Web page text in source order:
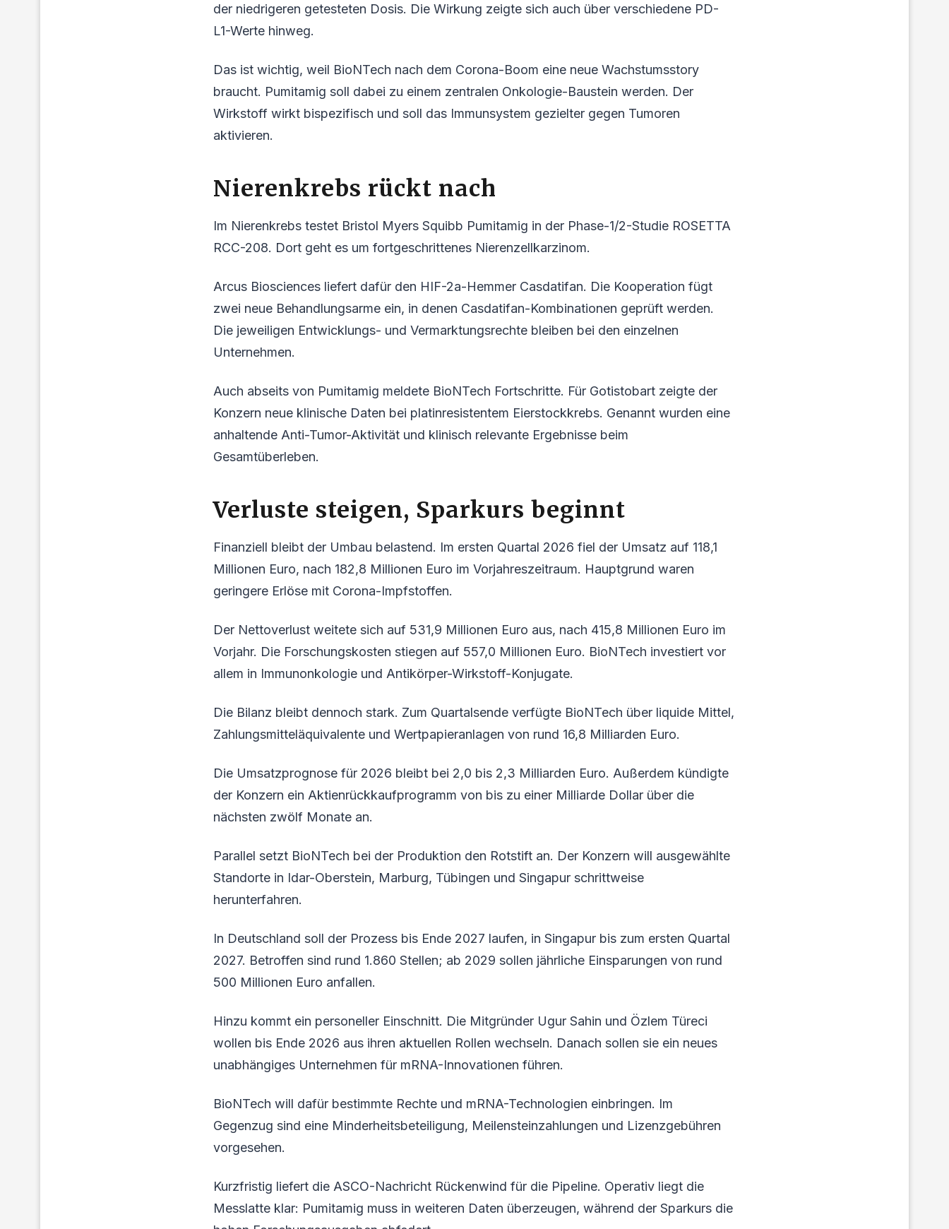
der niedrigeren getesteten Dosis. Die Wirkung zeigte sich auch über verschiedene PD-
L1-Werte hinweg.
Das ist wichtig, weil BioNTech nach dem Corona-Boom eine neue Wachstumsstory
braucht. Pumitamig soll dabei zu einem zentralen Onkologie-Baustein werden. Der
Wirkstoff wirkt bispezifisch und soll das Immunsystem gezielter gegen Tumoren
aktivieren.
Nierenkrebs rückt nach
Im Nierenkrebs testet Bristol Myers Squibb Pumitamig in der Phase-1/2-Studie ROSETTA
RCC-208. Dort geht es um fortgeschrittenes Nierenzellkarzinom.
Arcus Biosciences liefert dafür den HIF-2a-Hemmer Casdatifan. Die Kooperation fügt
zwei neue Behandlungsarme ein, in denen Casdatifan-Kombinationen geprüft werden.
Die jeweiligen Entwicklungs- und Vermarktungsrechte bleiben bei den einzelnen
Unternehmen.
Auch abseits von Pumitamig meldete BioNTech Fortschritte. Für Gotistobart zeigte der
Konzern neue klinische Daten bei platinresistentem Eierstockkrebs. Genannt wurden eine
anhaltende Anti-Tumor-Aktivität und klinisch relevante Ergebnisse beim
Gesamtüberleben.
Verluste steigen, Sparkurs beginnt
Finanziell bleibt der Umbau belastend. Im ersten Quartal 2026 fiel der Umsatz auf 118,1
Millionen Euro, nach 182,8 Millionen Euro im Vorjahreszeitraum. Hauptgrund waren
geringere Erlöse mit Corona-Impfstoffen.
Der Nettoverlust weitete sich auf 531,9 Millionen Euro aus, nach 415,8 Millionen Euro im
Vorjahr. Die Forschungskosten stiegen auf 557,0 Millionen Euro. BioNTech investiert vor
allem in Immunonkologie und Antikörper-Wirkstoff-Konjugate.
Die Bilanz bleibt dennoch stark. Zum Quartalsende verfügte BioNTech über liquide Mittel,
Zahlungsmitteläquivalente und Wertpapieranlagen von rund 16,8 Milliarden Euro.
Die Umsatzprognose für 2026 bleibt bei 2,0 bis 2,3 Milliarden Euro. Außerdem kündigte
der Konzern ein Aktienrückkaufprogramm von bis zu einer Milliarde Dollar über die
nächsten zwölf Monate an.
Parallel setzt BioNTech bei der Produktion den Rotstift an. Der Konzern will ausgewählte
Standorte in Idar-Oberstein, Marburg, Tübingen und Singapur schrittweise
herunterfahren.
In Deutschland soll der Prozess bis Ende 2027 laufen, in Singapur bis zum ersten Quartal
2027. Betroffen sind rund 1.860 Stellen; ab 2029 sollen jährliche Einsparungen von rund
500 Millionen Euro anfallen.
Hinzu kommt ein personeller Einschnitt. Die Mitgründer Ugur Sahin und Özlem Türeci
wollen bis Ende 2026 aus ihren aktuellen Rollen wechseln. Danach sollen sie ein neues
unabhängiges Unternehmen für mRNA-Innovationen führen.
BioNTech will dafür bestimmte Rechte und mRNA-Technologien einbringen. Im
Gegenzug sind eine Minderheitsbeteiligung, Meilensteinzahlungen und Lizenzgebühren
vorgesehen.
Kurzfristig liefert die ASCO-Nachricht Rückenwind für die Pipeline. Operativ liegt die
Messlatte klar: Pumitamig muss in weiteren Daten überzeugen, während der Sparkurs die